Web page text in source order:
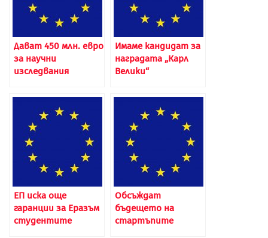
Дават 450 млн. евро
за научни
изследвания
Имаме кандидат за
наградата „Карл
Велики“
EП иска още
гаранции за Еразъм
студентите
Обсъждат
бъдещето на
стартъпите